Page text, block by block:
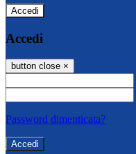
Accedi
Accedi
button close ×
Password dimenticata?